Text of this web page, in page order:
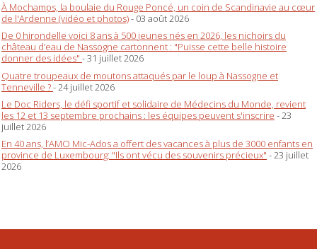
À Mochamps, la boulaie du Rouge Poncé, un coin de Scandinavie au cœur
de l'Ardenne (vidéo et photos)- 03 août 2026
De 0 hirondelle voici 8 ans à 500 jeunes nés en 2026, les nichoirs du
château d’eau de Nassogne cartonnent : "Puisse cette belle histoire
donner des idées" - 31 juillet 2026
Quatre troupeaux de moutons attaqués par le loup à Nassogne et
Tenneville ?- 24 juillet 2026
Le Doc Riders, le défi sportif et solidaire de Médecins du Monde, revient
les 12 et 13 septembre prochains : les équipes peuvent s'inscrire - 23
juillet 2026
En 40 ans, l’AMO Mic-Ados a offert des vacances à plus de 3000 enfants en
province de Luxembourg: "Ils ont vécu des souvenirs précieux" - 23 juillet
2026